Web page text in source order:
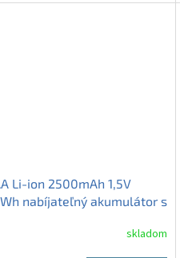
Li-ion 2500mAh 1,5V
nabíjateľný akumulátor s
skladom